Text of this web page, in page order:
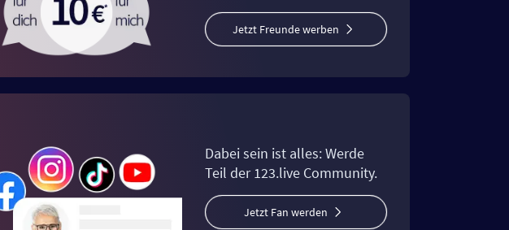
Jetzt Freunde werben
Dabei sein ist alles: Werde
Teil der 123.live Community.
Jetzt Fan werden